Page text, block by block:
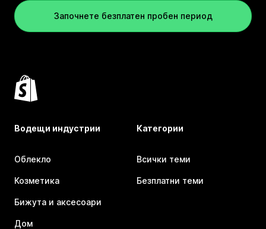
Започнете безплатен пробен период
Водещи индустрии
Облекло
Козметика
Бижута и аксесоари
Дом
Категории
Всички теми
Безплатни теми